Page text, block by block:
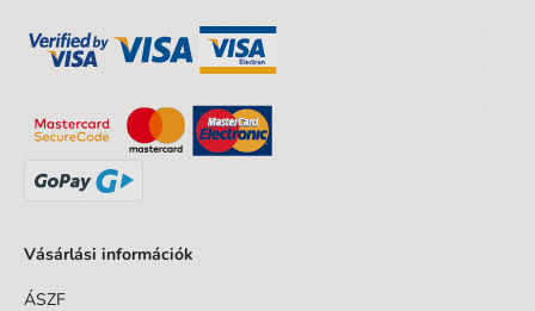
Nem
Terméktípus
A csomagolás szélessége
Vásárlási információk
ÁSZF